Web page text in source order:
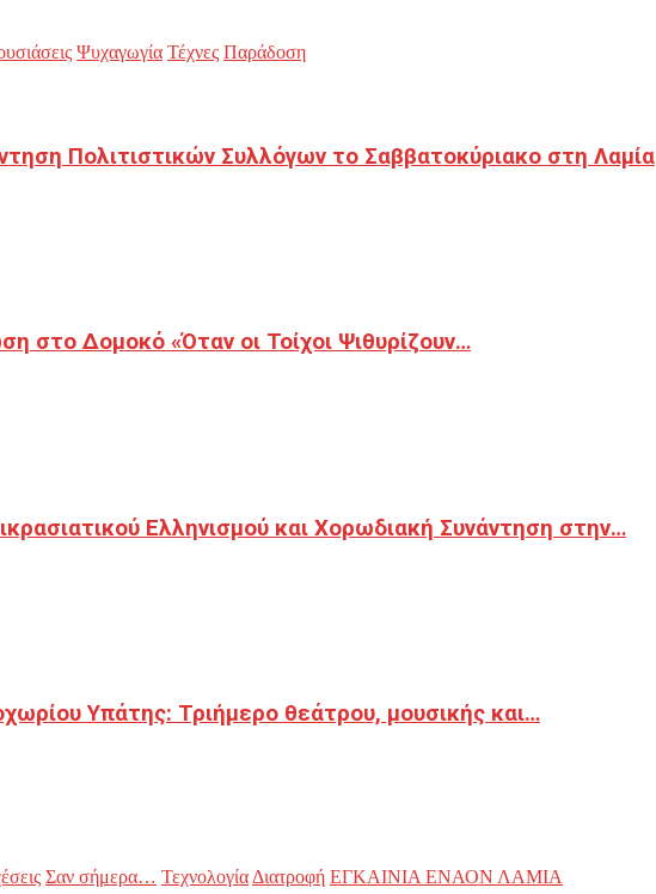
Ψυχαγωγία Τέχνες Παράδοση
Πολιτιστικών Συλλόγων το Σαββατοκύριακο στη Λαμία
στο Δομοκό «Όταν οι Τοίχοι Ψιθυρίζουν…
Ελληνισμού και Χορωδιακή Συνάντηση στην…
Υπάτης: Τριήμερο θεάτρου, μουσικής και…
Σαν σήμερα… Τεχνολογία Διατροφή ΕΓΚΑΙΝΙΑ ΕΝΑΟΝ ΛΑΜΙΑ